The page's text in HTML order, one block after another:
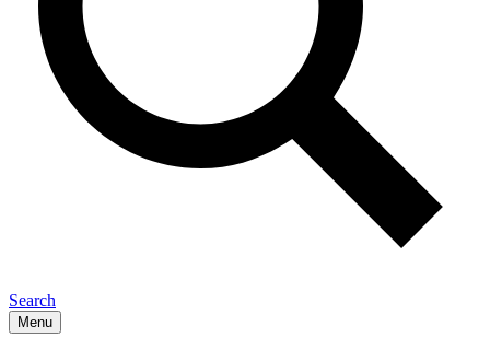
Search
Menu